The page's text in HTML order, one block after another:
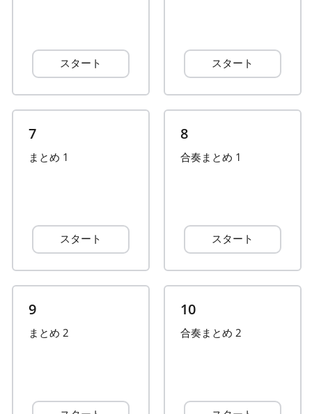
スタート スタート
7
まとめ 1
スタート
8
合奏まとめ 1
スタート
9
まとめ 2
10
合奏まとめ 2